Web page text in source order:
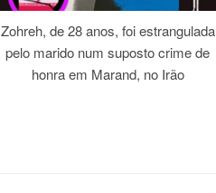
Zohreh, de 28 anos, foi estrangulada
pelo marido num suposto crime de
honra em Marand, no Irão